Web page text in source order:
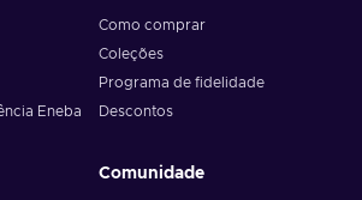
Eneba
Como comprar
Coleções
Programa de fidelidade
Descontos
Comunidade